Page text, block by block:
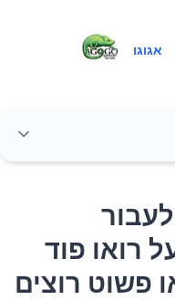
אגוגו
רוצים להוסיף
היומי? אז כדאי
עשויים להזיק
רואו פוד
פשוט רוצים